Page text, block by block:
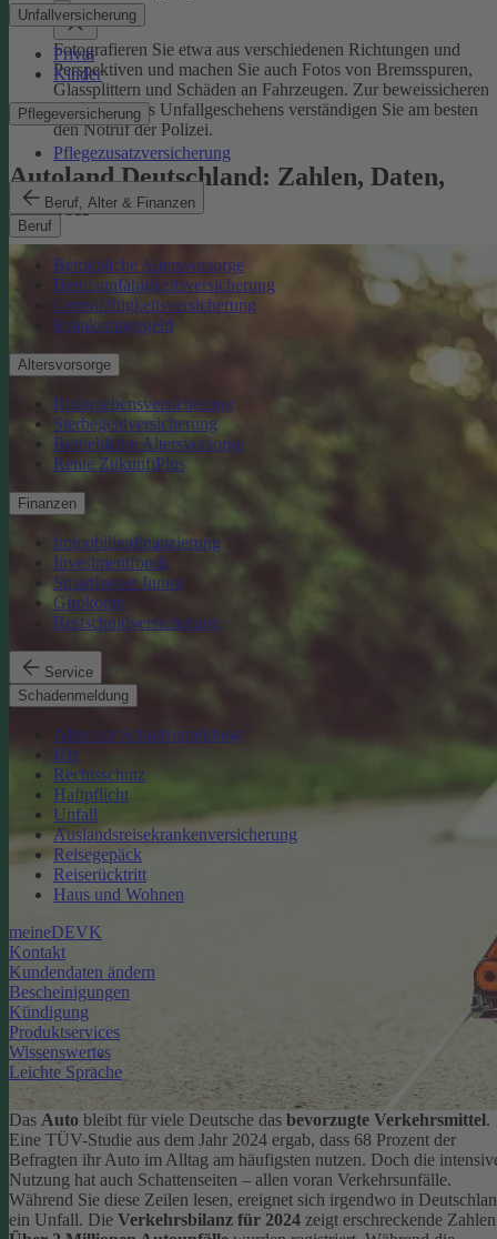
Unfallversicherung
Privat
Kinder
Pflegeversicherung
Pflegezusatzversicherung
Beruf, Alter & Finanzen
Beruf
Betriebliche Altersvorsorge
Berufsunfähigkeitsversicherung
Grundfähigkeitsversicherung
Krankentagegeld
Altersvorsorge
Risikolebensversicherung
Sterbegeldversicherung
Betriebliche Altersvorsorge
Rente ZukunftPlus
Finanzen
Immobilienfinanzierung
Investmentfonds
SmartInvest Junior
Girokonto
Restschuldversicherung
Service
Schadenmeldung
Alles zur Schadenmeldung
Kfz
Rechtsschutz
Haftpflicht
Unfall
Auslandsreisekrankenversicherung
Reisegepäck
Reiserücktritt
Haus und Wohnen
meineDEVK
Kontakt
Kundendaten ändern
Bescheinigungen
Kündigung
Produktservices
Wissenswertes
Leichte Sprache
Fotografieren Sie etwa aus verschiedenen Richtungen und
Perspektiven und machen Sie auch Fotos von Bremsspuren,
Glassplittern und Schäden an Fahrzeugen. Zur beweissicheren
Aufnahme des Unfallgeschehens verständigen Sie am besten
den Notruf der Polizei.
Autoland Deutschland: Zahlen, Daten,
Fakten
Das Auto bleibt für viele Deutsche das bevorzugte Verkehrsmittel.
Eine TÜV-Studie aus dem Jahr 2024 ergab, dass 68 Prozent der
Befragten ihr Auto im Alltag am häufigsten nutzen. Doch die
Nutzung hat auch Schattenseiten – allen voran Verkehrsunfälle.
Während Sie diese Zeilen lesen, ereignet sich irgendwo in
ein Unfall. Die Verkehrsbilanz für 2024 zeigt erschreckende